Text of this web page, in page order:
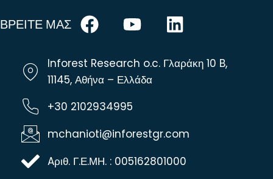
ΒΡΕΙΤΕ ΜΑΣ
Inforest Research o.c. Γλαράκη 10 B,
11145, Αθήνα – Ελλάδα
+30 2102934995
mchanioti@inforestgr.com
Aριθ. Γ.Ε.ΜΗ. : 005162801000